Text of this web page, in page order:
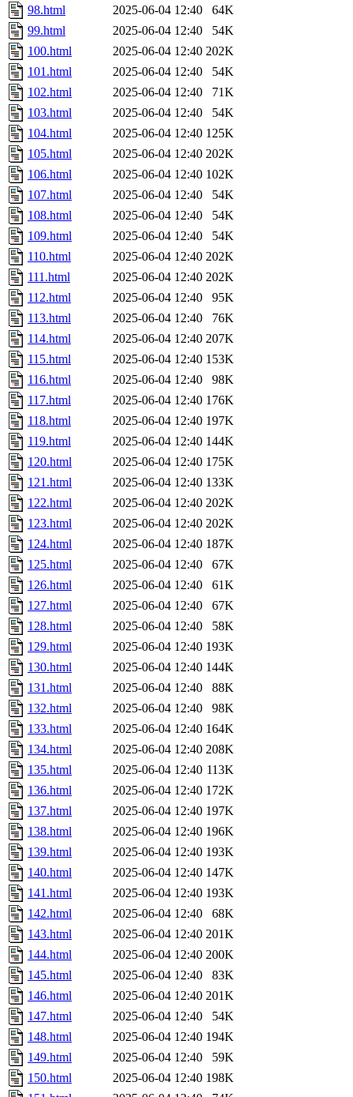
98.html
2025-06-04 12:40
64K
99.html
2025-06-04 12:40
54K
100.html
2025-06-04 12:40 202K
101.html
2025-06-04 12:40
54K
102.html
2025-06-04 12:40
71K
103.html
2025-06-04 12:40
54K
104.html
2025-06-04 12:40 125K
105.html
2025-06-04 12:40 202K
106.html
2025-06-04 12:40 102K
107.html
2025-06-04 12:40
54K
108.html
2025-06-04 12:40
54K
109.html
2025-06-04 12:40
54K
110.html
2025-06-04 12:40 202K
111.html
2025-06-04 12:40 202K
112.html
2025-06-04 12:40
95K
113.html
2025-06-04 12:40
76K
114.html
2025-06-04 12:40 207K
115.html
2025-06-04 12:40 153K
116.html
2025-06-04 12:40
98K
117.html
2025-06-04 12:40 176K
118.html
2025-06-04 12:40 197K
119.html
2025-06-04 12:40 144K
120.html
2025-06-04 12:40 175K
121.html
2025-06-04 12:40 133K
122.html
2025-06-04 12:40 202K
123.html
2025-06-04 12:40 202K
124.html
2025-06-04 12:40 187K
125.html
2025-06-04 12:40
67K
126.html
2025-06-04 12:40
61K
127.html
2025-06-04 12:40
67K
128.html
2025-06-04 12:40
58K
129.html
2025-06-04 12:40 193K
130.html
2025-06-04 12:40 144K
131.html
2025-06-04 12:40
88K
132.html
2025-06-04 12:40
98K
133.html
2025-06-04 12:40 164K
134.html
2025-06-04 12:40 208K
135.html
2025-06-04 12:40 113K
136.html
2025-06-04 12:40 172K
137.html
2025-06-04 12:40 197K
138.html
2025-06-04 12:40 196K
139.html
2025-06-04 12:40 193K
140.html
2025-06-04 12:40 147K
141.html
2025-06-04 12:40 193K
142.html
2025-06-04 12:40
68K
143.html
2025-06-04 12:40 201K
144.html
2025-06-04 12:40 200K
145.html
2025-06-04 12:40
83K
146.html
2025-06-04 12:40 201K
147.html
2025-06-04 12:40
54K
148.html
2025-06-04 12:40 194K
149.html
2025-06-04 12:40
59K
150.html
2025-06-04 12:40 198K